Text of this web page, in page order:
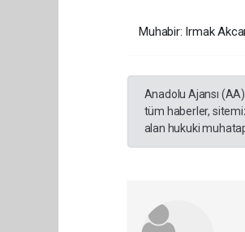
Muhabir: Irmak
Anadolu Ajansı
tüm haberler,
alan hukuki